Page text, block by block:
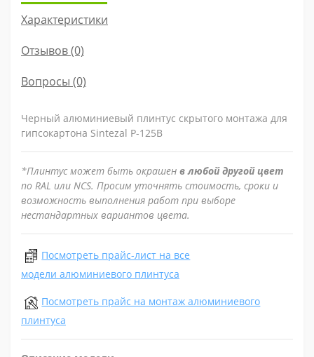
Характеристики
Отзывов (0)
Вопросы (0)
Черный алюминиевый плинтус скрытого монтажа для
гипсокартона Sintezal Р-125B
*Плинтус может быть окрашен в любой другой цвет
по RAL или NCS. Просим уточнять стоимость, сроки и
возможность выполнения работ при выборе
нестандартных вариантов цвета.
Посмотреть прайс-лист на все
модели алюминиевого плинтуса
Посмотреть прайс на монтаж алюминиевого
плинтуса